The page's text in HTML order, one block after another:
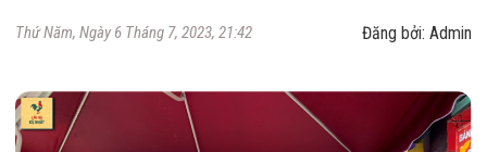
Thứ Năm, Ngày 6 Tháng 7, 2023, 21:42 Đăng bởi: Admin